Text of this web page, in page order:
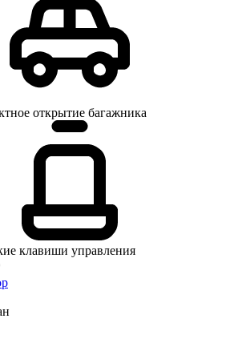
открытие багажника
клавиши управления